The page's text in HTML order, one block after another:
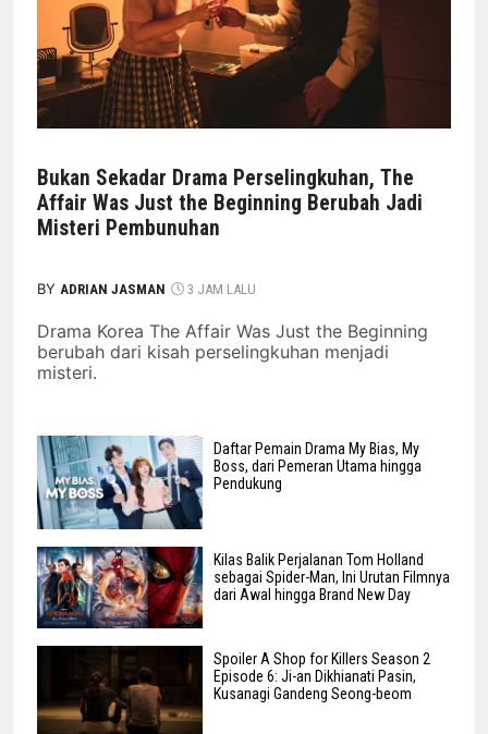
Bukan Sekadar Drama Perselingkuhan, The
Affair Was Just the Beginning Berubah Jadi
Misteri Pembunuhan
BYADRIAN JASMAN 3 JAM LALU
Drama Korea The Affair Was Just the Beginning
berubah dari kisah perselingkuhan menjadi
misteri.
Daftar Pemain Drama My Bias, My
Boss, dari Pemeran Utama hingga
Pendukung
Kilas Balik Perjalanan Tom Holland
sebagai Spider-Man, Ini Urutan Filmnya
dari Awal hingga Brand New Day
Spoiler A Shop for Killers Season 2
Episode 6: Ji-an Dikhianati Pasin,
Kusanagi Gandeng Seong-beom